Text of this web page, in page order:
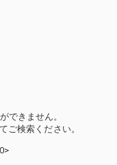
できません。
ご検索ください。